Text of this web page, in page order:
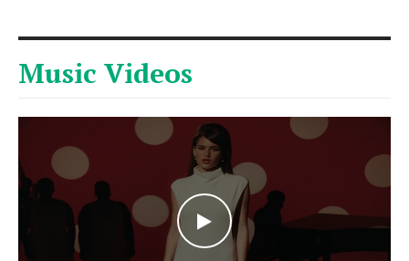
Music Videos
WATCH THE VIDEO